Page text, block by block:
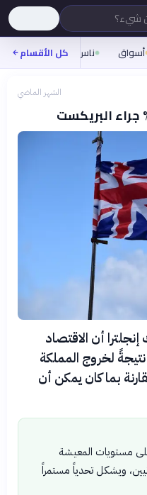
شيء؟
أسواق ناس روح
كل الأقسام
الشهر الماضي
أن الاقتصاد
قد تراجع بنسبة 6% نتيجةً لخروج المملكة
بما كان يمكن أن
على مستويات المعيشة
ويشكل تحدياً مستمراً